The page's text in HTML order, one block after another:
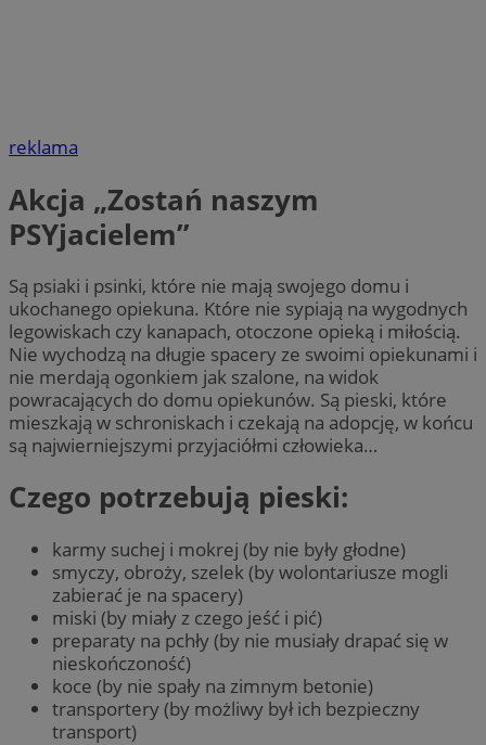
reklama
Akcja „Zostań naszym
PSYjacielem”
Są psiaki i psinki, które nie mają swojego domu i
ukochanego opiekuna. Które nie sypiają na wygodnych
legowiskach czy kanapach, otoczone opieką i miłością.
Nie wychodzą na długie spacery ze swoimi opiekunami i
nie merdają ogonkiem jak szalone, na widok
powracających do domu opiekunów. Są pieski, które
mieszkają w schroniskach i czekają na adopcję, w końcu
są najwierniejszymi przyjaciółmi człowieka…
Czego potrzebują pieski:
karmy suchej i mokrej (by nie były głodne)
smyczy, obroży, szelek (by wolontariusze mogli
zabierać je na spacery)
miski (by miały z czego jeść i pić)
preparaty na pchły (by nie musiały drapać się w
nieskończoność)
koce (by nie spały na zimnym betonie)
transportery (by możliwy był ich bezpieczny
transport)